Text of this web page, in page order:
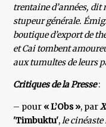
trentaine d’années, dit
stupeur générale.
boutique d’export de
et Cai tombent
aux tumultes de leurs
Critiques de la Presse:
– pour « L’Obs », par
'Timbuktu',le